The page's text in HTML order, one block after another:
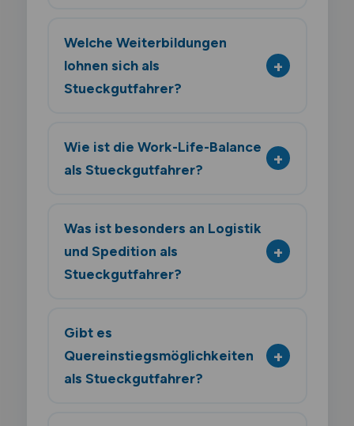
Welche Weiterbildungen
lohnen sich als
Stueckgutfahrer?
Wie ist die Work-Life-Balance
als Stueckgutfahrer?
Was ist besonders an Logistik
und Spedition als
Stueckgutfahrer?
Gibt es
Quereinstiegsmöglichkeiten
als Stueckgutfahrer?